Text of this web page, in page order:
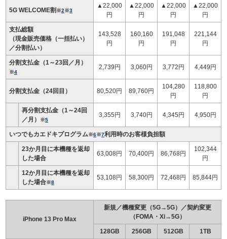
5G WELCOME割 ※2※3
▲22,000
円
▲22,000
円
▲22,000
円
▲22,000
円
支払総額
（現金販売価格（一括払い）
／分割払い）
143,528
円
160,160
円
191,048
円
221,144
円
分割支払金（1～23回／月）
※4
2,739円 3,060円 3,772円 4,449円
分割支払金（24回目） 80,520円 89,760円
104,280
円
118,800
円
再分割支払金（1～24回
／月）
※5
3,355円 3,740円 4,345円 4,950円
いつでもカエドキプログラム※6※7利用時のお客様負担額
23か月目に本機種を返却
した場合
63,008円 70,400円 86,768円
102,344
円
12か月目に本機種を返却
した場合※8
53,108円 58,300円 72,468円 85,844円
iPhone 13 Pro Max
新規／機種変更（5G→5G）／契約変更
（FOMA・Xi→5G）
128GB 256GB 512GB 1TB